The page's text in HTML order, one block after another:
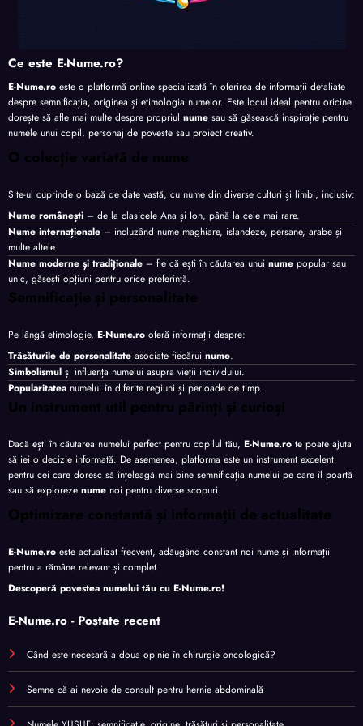
Ce este E-Nume.ro?
E-Nume.ro este o platformă online specializată în oferirea de informații detaliate
despre semnificația, originea și etimologia numelor. Este locul ideal pentru oricine
dorește să afle mai multe despre propriul nume sau să găsească inspirație pentru
numele unui copil, personaj de poveste sau proiect creativ.
O colecție variată de nume
Site-ul cuprinde o bază de date vastă, cu nume din diverse culturi și limbi, inclusiv:
Nume românești – de la clasicele Ana și Ion, până la cele mai rare.
Nume internaționale – incluzând nume maghiare, islandeze, persane, arabe și
multe altele.
Nume moderne și tradiționale – fie că ești în căutarea unui nume popular sau
unic, găsești opțiuni pentru orice preferință.
Semnificație și personalitate
Pe lângă etimologie, E-Nume.ro oferă informații despre:
Trăsăturile de personalitate asociate fiecărui nume.
Simbolismul și influența numelui asupra vieții individului.
Popularitatea numelui în diferite regiuni și perioade de timp.
Un instrument util pentru părinți și curioși
Dacă ești în căutarea numelui perfect pentru copilul tău, E-Nume.ro te poate ajuta
să iei o decizie informată. De asemenea, platforma este un instrument excelent
pentru cei care doresc să înțeleagă mai bine semnificația numelui pe care îl poartă
sau să exploreze nume noi pentru diverse scopuri.
Optimizare constantă și informații de actualitate
E-Nume.ro este actualizat frecvent, adăugând constant noi nume și informații
pentru a rămâne relevant și complet.
Descoperă povestea numelui tău cu E-Nume.ro!
E-Nume.ro - Postate recent
Când este necesară a doua opinie în chirurgie oncologică?
Semne că ai nevoie de consult pentru hernie abdominală